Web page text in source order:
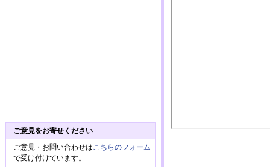
ご意見をお寄せください
ご意見・お問い合わせは こちらのフォーム
で受け付けています。